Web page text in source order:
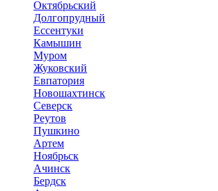
Октябрьский
Долгопрудный
Ессентуки
Камышин
Муром
Жуковский
Евпатория
Новошахтинск
Северск
Реутов
Пушкино
Артем
Ноябрьск
Ачинск
Бердск